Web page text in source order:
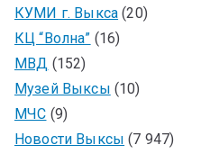
КУМИ г. Выкса (20)
КЦ “Волна” (16)
МВД (152)
Музей Выксы (10)
МЧС (9)
Новости Выксы (7 947)